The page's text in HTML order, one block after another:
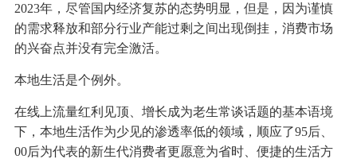
2023年，尽管国内经济复苏的态势明显，但是，因为谨慎
的需求释放和部分行业产能过剩之间出现倒挂，消费市场
的兴奋点并没有完全激活。
本地生活是个例外。
在线上流量红利见顶、增长成为老生常谈话题的基本语境
下，本地生活作为少见的渗透率低的领域，顺应了95后、
00后为代表的新生代消费者更愿意为省时、便捷的生活方